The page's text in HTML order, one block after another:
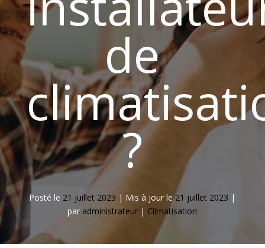
de
?
Posté le 21 juillet 2023 | Mis à jour le21 juillet 2023 |
par administrateur | Climatisation